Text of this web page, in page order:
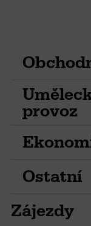
provoz
Ostatní
Zájezdy